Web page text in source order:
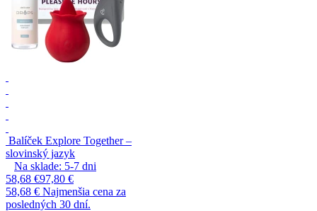
Balíček Explore Together –
slovinský jazyk
Na sklade: 5-7 dni
58,68 €97,80 €
58,68 € Najmenšia cena za
posledných 30 dní.